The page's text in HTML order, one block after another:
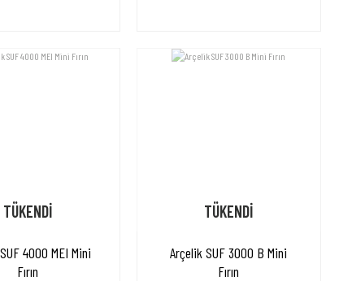
TÜKENDİ
4000 MEI Mini
Fırın
TÜKENDİ
Arçelik SUF 3000 B Mini
Fırın